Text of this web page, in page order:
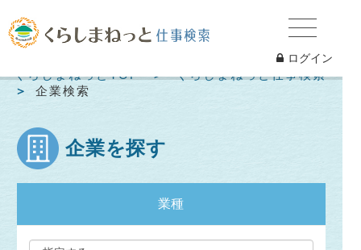
ログイン
くらしまねっとTOP
くらしまねっと仕事検索
企業検索
企業を探す
業種